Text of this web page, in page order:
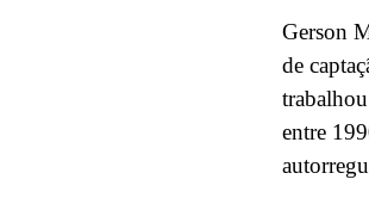
Gerson
de
entre